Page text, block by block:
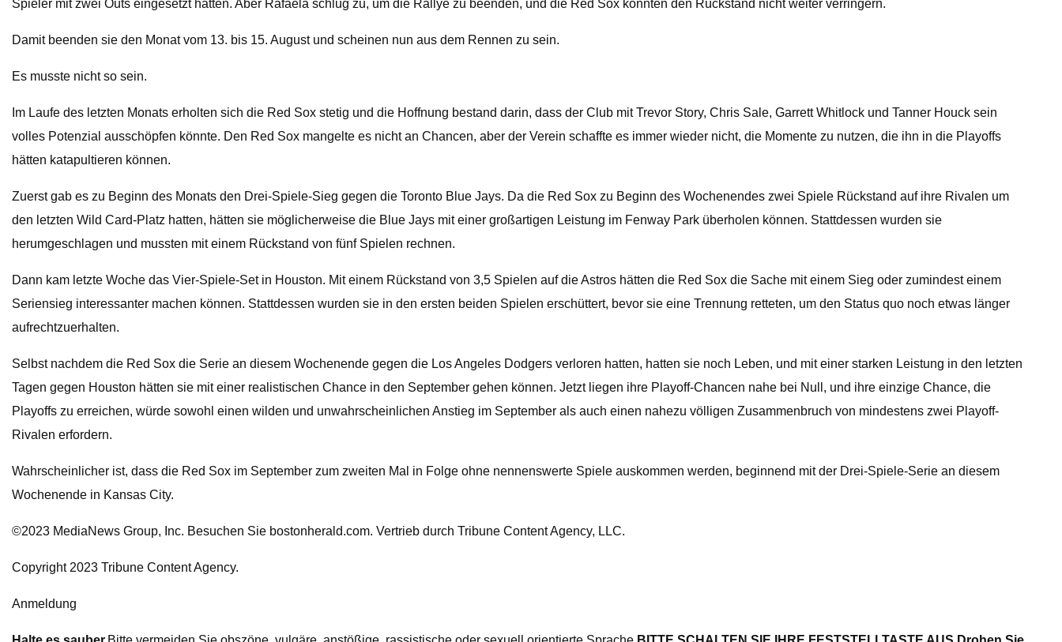
Spieler mit zwei Outs eingesetzt hatten. Aber Rafaela schlug zu, um die Rallye zu beenden, und die Red Sox konnten den Rückstand nicht weiter verringern.
Damit beenden sie den Monat vom 13. bis 15. August und scheinen nun aus dem Rennen zu sein.
Es musste nicht so sein.
Im Laufe des letzten Monats erholten sich die Red Sox stetig und die Hoffnung bestand darin, dass der Club mit Trevor Story, Chris Sale, Garrett Whitlock und Tanner Houck sein
volles Potenzial ausschöpfen könnte. Den Red Sox mangelte es nicht an Chancen, aber der Verein schaffte es immer wieder nicht, die Momente zu nutzen, die ihn in die Playoffs
hätten katapultieren können.
Zuerst gab es zu Beginn des Monats den Drei-Spiele-Sieg gegen die Toronto Blue Jays. Da die Red Sox zu Beginn des Wochenendes zwei Spiele Rückstand auf ihre Rivalen um
den letzten Wild Card-Platz hatten, hätten sie möglicherweise die Blue Jays mit einer großartigen Leistung im Fenway Park überholen können. Stattdessen wurden sie
herumgeschlagen und mussten mit einem Rückstand von fünf Spielen rechnen.
Dann kam letzte Woche das Vier-Spiele-Set in Houston. Mit einem Rückstand von 3,5 Spielen auf die Astros hätten die Red Sox die Sache mit einem Sieg oder zumindest einem
Seriensieg interessanter machen können. Stattdessen wurden sie in den ersten beiden Spielen erschüttert, bevor sie eine Trennung retteten, um den Status quo noch etwas länger
aufrechtzuerhalten.
Selbst nachdem die Red Sox die Serie an diesem Wochenende gegen die Los Angeles Dodgers verloren hatten, hatten sie noch Leben, und mit einer starken Leistung in den letzten
Tagen gegen Houston hätten sie mit einer realistischen Chance in den September gehen können. Jetzt liegen ihre Playoff-Chancen nahe bei Null, und ihre einzige Chance, die
Playoffs zu erreichen, würde sowohl einen wilden und unwahrscheinlichen Anstieg im September als auch einen nahezu völligen Zusammenbruch von mindestens zwei Playoff-
Rivalen erfordern.
Wahrscheinlicher ist, dass die Red Sox im September zum zweiten Mal in Folge ohne nennenswerte Spiele auskommen werden, beginnend mit der Drei-Spiele-Serie an diesem
Wochenende in Kansas City.
©2023 MediaNews Group, Inc. Besuchen Sie bostonherald.com. Vertrieb durch Tribune Content Agency, LLC.
Copyright 2023 Tribune Content Agency.
Anmeldung